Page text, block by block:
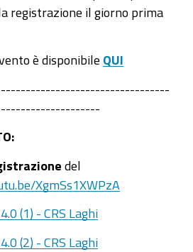
registrazione il giorno prima
è disponibile QUI
del
XgmSs1XWPzA
(1) - CRS Laghi
(2) - CRS Laghi